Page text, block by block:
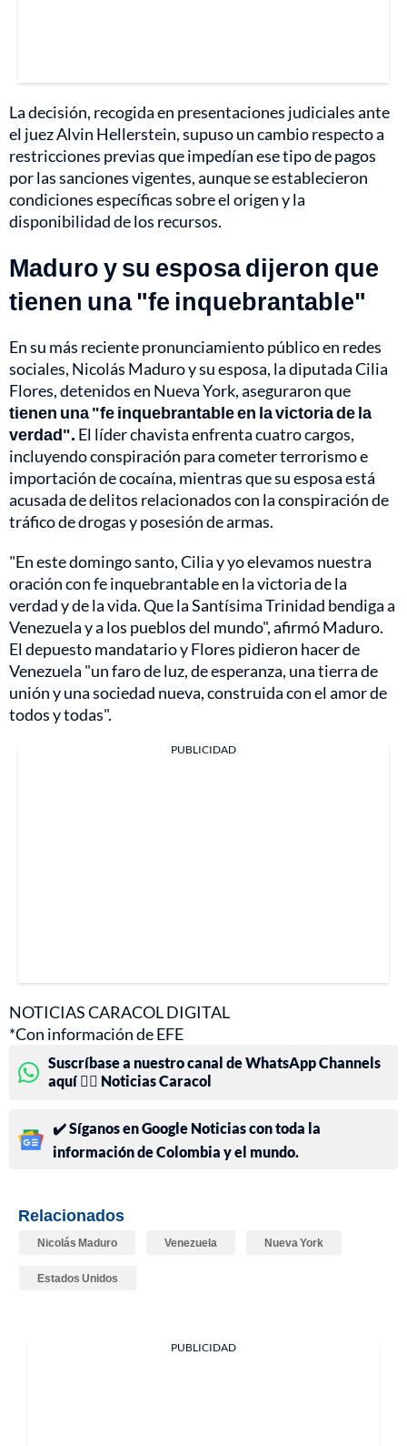
La decisión, recogida en presentaciones judiciales ante
el juez Alvin Hellerstein, supuso un cambio respecto a
restricciones previas que impedían ese tipo de pagos
por las sanciones vigentes, aunque se establecieron
condiciones específicas sobre el origen y la
disponibilidad de los recursos.
Maduro y su esposa dijeron que
tienen una "fe inquebrantable"
En su más reciente pronunciamiento público en redes
sociales, Nicolás Maduro y su esposa, la diputada Cilia
Flores, detenidos en Nueva York, aseguraron que
tienen una "fe inquebrantable en la victoria de la
verdad". El líder chavista enfrenta cuatro cargos,
incluyendo conspiración para cometer terrorismo e
importación de cocaína, mientras que su esposa está
acusada de delitos relacionados con la conspiración de
tráfico de drogas y posesión de armas.
"En este domingo santo, Cilia y yo elevamos nuestra
oración con fe inquebrantable en la victoria de la
verdad y de la vida. Que la Santísima Trinidad bendiga a
Venezuela y a los pueblos del mundo", afirmó Maduro.
El depuesto mandatario y Flores pidieron hacer de
Venezuela "un faro de luz, de esperanza, una tierra de
unión y una sociedad nueva, construida con el amor de
todos y todas".
PUBLICIDAD
NOTICIAS CARACOL DIGITAL
*Con información de EFE
Suscríbase a nuestro canal de WhatsApp Channels
aquí 👉🏻 Noticias Caracol
✔️ Síganos en Google Noticias con toda la
información de Colombia y el mundo.
Relacionados
Nicolás Maduro Venezuela Nueva York
Estados Unidos
PUBLICIDAD